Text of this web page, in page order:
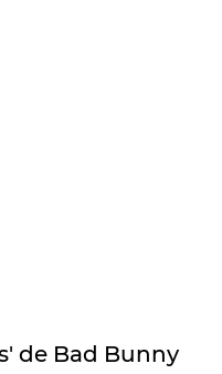
de Bad Bunny